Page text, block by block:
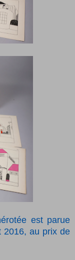
est parue
2016, au prix de